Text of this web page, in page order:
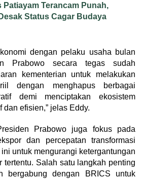
Patiayam Terancam Punah,
Status Cagar Budaya
dengan pelaku usaha bulan
Prabowo secara tegas sudah
kementerian untuk melakukan
dengan menghapus berbagai
demi menciptakan ekosistem
dan efisien,” jelas Eddy.
Prabowo juga fokus pada
dan percepatan transformasi
untuk mengurangi ketergantungan
tertentu. Salah satu langkah penting
bergabung dengan BRICS untuk